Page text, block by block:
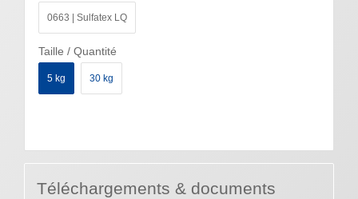
0663 | Sulfatex LQ
Taille / Quantité
5 kg 30 kg
Téléchargements & documents